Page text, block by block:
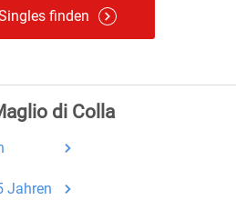
finden
di Colla
Jahren